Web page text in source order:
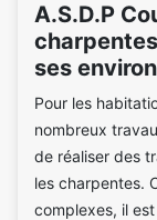
A.S.D.P
ses
Pour les
nombreux
de réaliser des
les charpentes.
complexes, il